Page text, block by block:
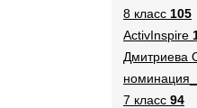
8 класс 105
ActivInspire
Дмитриева
7 класс 94